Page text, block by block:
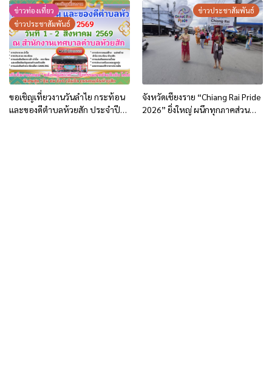
กระตุ้นการใช้จ่ายของประชาชน
และนักท่องเที่ยว
ข่าวท่องเที่ยว
ข่าวประชาสัมพันธ์
ขอเชิญเที่ยวงานวันลำไย กระท้อน
และของดีตำบลห้วยสัก ประจำปี
ข่าวประชาสัมพันธ์
จังหวัดเชียงราย “Chiang Rai Pride
2026” ยิ่งใหญ่ ผนึกทุกภาคส่วน